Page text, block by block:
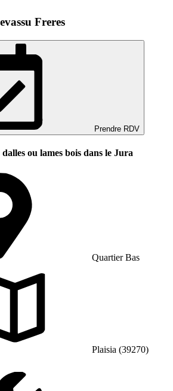
Freres
Prendre RDV
ou lames bois dans le Jura
Quartier Bas
Plaisia (39270)